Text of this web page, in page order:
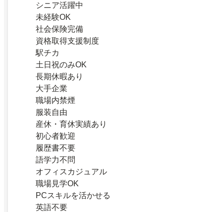
シニア活躍中
未経験OK
社会保険完備
資格取得支援制度
駅チカ
土日祝のみOK
長期休暇あり
大手企業
職場内禁煙
服装自由
産休・育休実績あり
初心者歓迎
履歴書不要
語学力不問
オフィスカジュアル
職場見学OK
PCスキルを活かせる
英語不要